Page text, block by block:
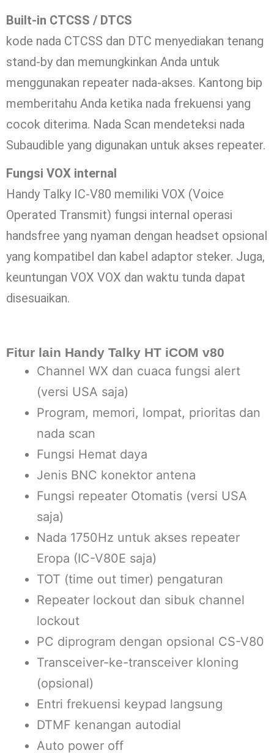
Built-in CTCSS / DTCS
kode nada CTCSS dan DTC menyediakan tenang
stand-by dan memungkinkan Anda untuk
menggunakan repeater nada-akses. Kantong bip
memberitahu Anda ketika nada frekuensi yang
cocok diterima. Nada Scan mendeteksi nada
Subaudible yang digunakan untuk akses repeater.
Fungsi VOX internal
Handy Talky IC-V80 memiliki VOX (Voice
Operated Transmit) fungsi internal operasi
handsfree yang nyaman dengan headset opsional
yang kompatibel dan kabel adaptor steker. Juga,
keuntungan VOX VOX dan waktu tunda dapat
disesuaikan.
Fitur lain Handy Talky HT iCOM v80
Channel WX dan cuaca fungsi alert
(versi USA saja)
Program, memori, lompat, prioritas dan
nada scan
Fungsi Hemat daya
Jenis BNC konektor antena
Fungsi repeater Otomatis (versi USA
saja)
Nada 1750Hz untuk akses repeater
Eropa (IC-V80E saja)
TOT (time out timer) pengaturan
Repeater lockout dan sibuk channel
lockout
PC diprogram dengan opsional CS-V80
Transceiver-ke-transceiver kloning
(opsional)
Entri frekuensi keypad langsung
DTMF kenangan autodial
Auto power off